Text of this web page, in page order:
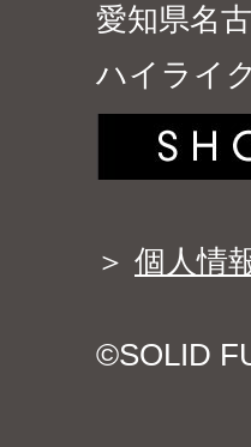
愛知県名
ハイライ
＞ 個人情
©SOLID